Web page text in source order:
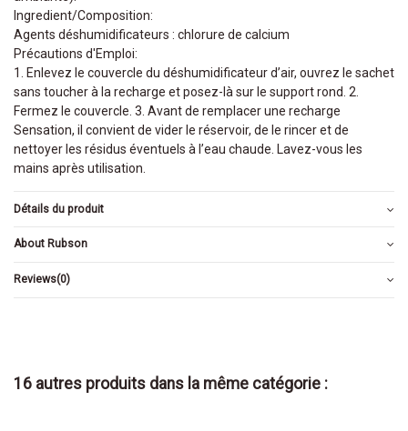
Ingredient/Composition:
Agents déshumidificateurs : chlorure de calcium
Précautions d'Emploi:
1. Enlevez le couvercle du déshumidificateur d’air, ouvrez le sachet
sans toucher à la recharge et posez-là sur le support rond. 2.
Fermez le couvercle. 3. Avant de remplacer une recharge
Sensation, il convient de vider le réservoir, de le rincer et de
nettoyer les résidus éventuels à l’eau chaude. Lavez-vous les
mains après utilisation.
Détails du produit
About Rubson
Reviews(0)
16 autres produits dans la même catégorie :